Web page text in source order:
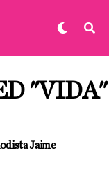
"VIDA"
Jaime